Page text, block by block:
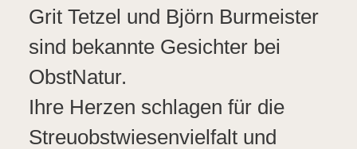
Grit Tetzel und Björn Burmeister
sind bekannte Gesichter bei
ObstNatur.
Ihre Herzen schlagen für die
Streuobstwiesenvielfalt und